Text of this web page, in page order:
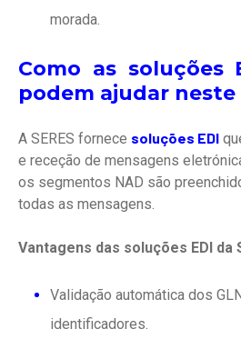
morada.
Como as soluções
podem ajudar neste
A SERES fornece soluções EDI
e receção de mensagens
os segmentos NAD são
todas as mensagens.
Vantagens das soluções EDI da
Validação automática dos
identificadores.